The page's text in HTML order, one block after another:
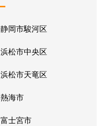
静岡市駿河区
浜松市中央区
浜松市天竜区
熱海市
富士宮市